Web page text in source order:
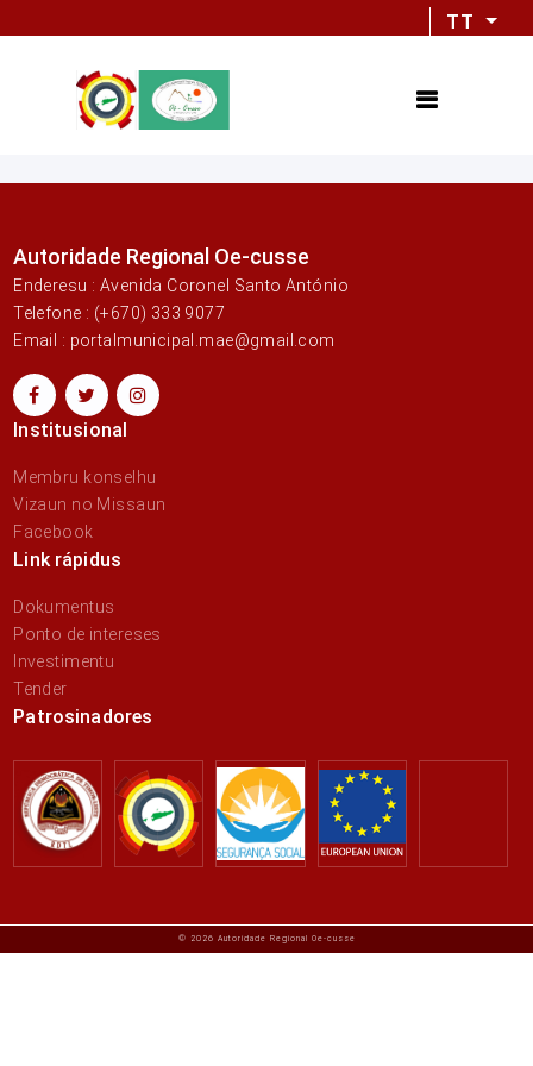
TT
Autoridade Regional Oe-cusse
Enderesu : Avenida Coronel Santo António
Telefone : (+670) 333 9077
Email : portalmunicipal.mae@gmail.com
Institusional
Membru konselhu
Vizaun no Missaun
Facebook
Link rápidus
Dokumentus
Ponto de intereses
Investimentu
Tender
Patrosinadores
© 2026 Autoridade Regional Oe-cusse